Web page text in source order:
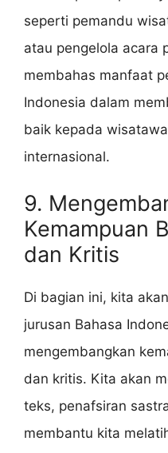
seperti pemandu
atau pengelola acara
membahas manfaat
Indonesia dalam
baik kepada
internasional.
9.
Kemampuan
dan Kritis
Di bagian ini, kita
jurusan Bahasa
mengembangkan
dan kritis. Kita akan
teks, penafsiran
membantu kita